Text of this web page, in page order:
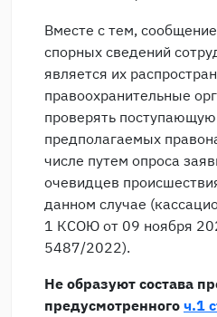
Вместе с тем,
спорных сведений
является их
правоохранительные
проверять
предполагаемых
числе путем опроса
очевидцев
данном случае
1 КСОЮ от 09 ноября
5487/2022).
Не образуют состава
предусмотренного ч.1